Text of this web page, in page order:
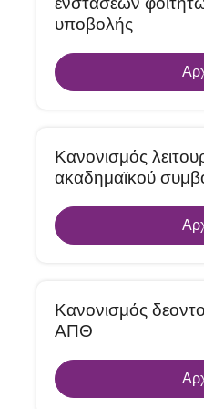
υποβολής
Κανονισμός
ακαδημαϊκού
Κανονισμός
ΑΠΘ